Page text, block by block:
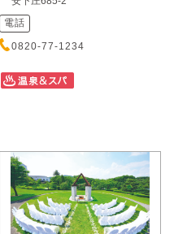
電話
0820-77-1234